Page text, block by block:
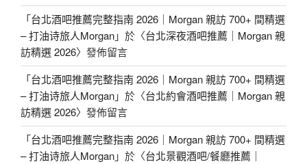
「台北酒吧推薦完整指南 2026｜Morgan 親訪 700+ 間精選
– 打油诗旅人Morgan」於〈台北深夜酒吧推薦｜Morgan 親
訪精選 2026〉發佈留言
「台北酒吧推薦完整指南 2026｜Morgan 親訪 700+ 間精選
– 打油诗旅人Morgan」於〈台北約會酒吧推薦｜Morgan 親
訪精選 2026〉發佈留言
「台北酒吧推薦完整指南 2026｜Morgan 親訪 700+ 間精選
– 打油诗旅人Morgan」於〈台北景觀酒吧/餐廳推薦｜